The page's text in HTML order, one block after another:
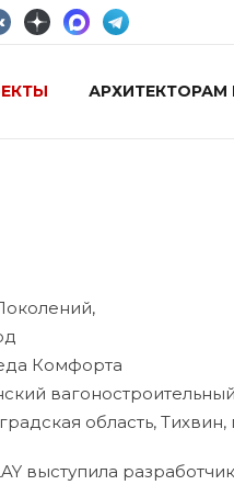
АРХИТЕКТОРАМ
Комфорта
область,
выступила